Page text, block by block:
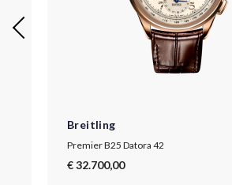
Breitling
Premier B25 Datora 42
€ 32.700,00